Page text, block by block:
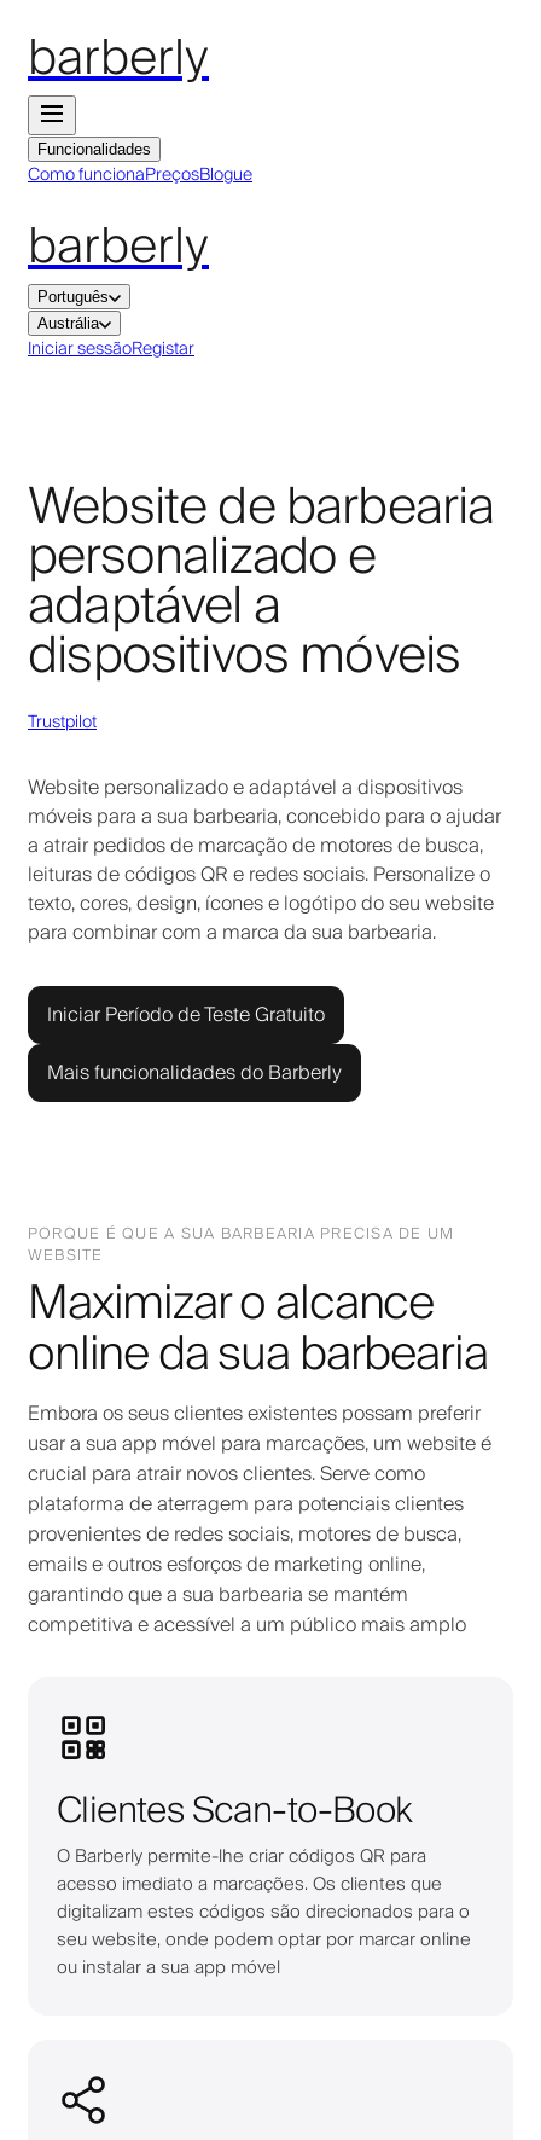
barberly
Funcionalidades
Como funcionaPreçosBlogue
barberly
Português
Austrália
Iniciar sessãoRegistar
Website de barbearia
personalizado e
adaptável a
dispositivos móveis
Trustpilot
Website personalizado e adaptável a dispositivos
móveis para a sua barbearia, concebido para o ajudar
a atrair pedidos de marcação de motores de busca,
leituras de códigos QR e redes sociais. Personalize o
texto, cores, design, ícones e logótipo do seu website
para combinar com a marca da sua barbearia.
Iniciar Período de Teste Gratuito
Mais funcionalidades do Barberly
PORQUE É QUE A SUA BARBEARIA PRECISA DE UM
WEBSITE
Maximizar o alcance
online da sua barbearia
Embora os seus clientes existentes possam preferir
usar a sua app móvel para marcações, um website é
crucial para atrair novos clientes. Serve como
plataforma de aterragem para potenciais clientes
provenientes de redes sociais, motores de busca,
emails e outros esforços de marketing online,
garantindo que a sua barbearia se mantém
competitiva e acessível a um público mais amplo
Clientes Scan-to-Book
O Barberly permite-lhe criar códigos QR para
acesso imediato a marcações. Os clientes que
digitalizam estes códigos são direcionados para o
seu website, onde podem optar por marcar online
ou instalar a sua app móvel